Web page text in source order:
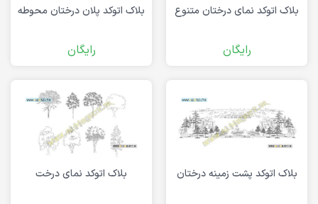
بلاک اتوکد نمای درختان متنوع
رایگان
بلاک اتوکد پلان درختان محوطه
رایگان
بلاک اتوکد پشت زمینه درختان بلاک اتوکد نمای درخت